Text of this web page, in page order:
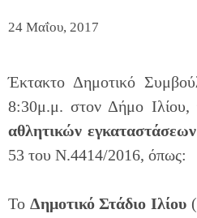
24 Μαΐου, 2017
Έκτακτο Δημοτικό
8:30μ.μ. στον Δήμο Ιλίου,
αθλητικών
53 του Ν.4414/2016, όπως:
Το Δημοτικό Στάδιο Ιλίου